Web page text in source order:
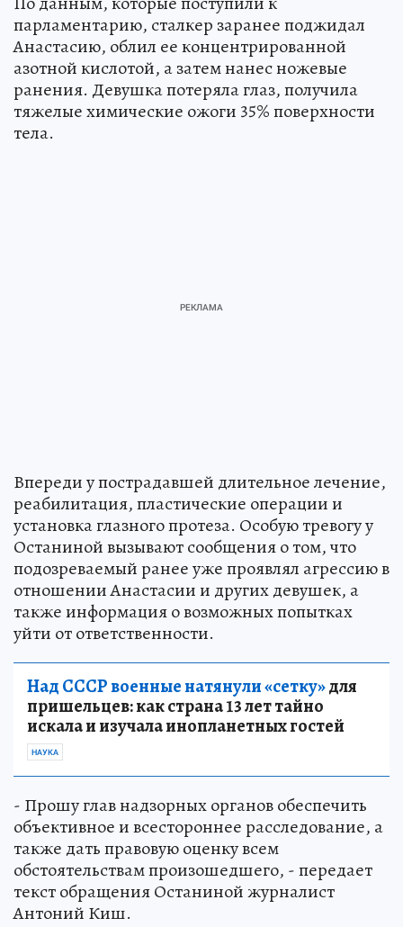
парламентарию, сталкер заранее поджидал
Анастасию, облил ее концентрированной
азотной кислотой, а затем нанес ножевые
ранения. Девушка потеряла глаз, получила
тяжелые химические ожоги 35% поверхности
тела.
Впереди у пострадавшей длительное лечение,
реабилитация, пластические операции и
установка глазного протеза. Особую тревогу у
Останиной вызывают сообщения о том, что
подозреваемый ранее уже проявлял агрессию в
отношении Анастасии и других девушек, а
также информация о возможных попытках
уйти от ответственности.
Над СССР военные натянули «сетку»для
пришельцев: как страна 13 лет тайно
искала и изучала инопланетных гостей
НАУКА
- Прошу глав надзорных органов обеспечить
объективное и всестороннее расследование, а
также дать правовую оценку всем
обстоятельствам произошедшего, - передает
текст обращения Останиной журналист
Антоний Киш.